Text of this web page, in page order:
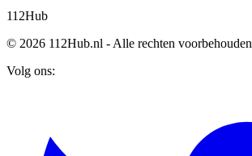
112Hub
© 2026 112Hub.nl - Alle rechten voorbehouden
Volg ons: